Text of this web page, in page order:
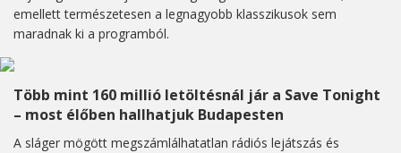
emellett természetesen a legnagyobb klasszikusok sem
maradnak ki a programból.
Több mint 160 millió letöltésnál jár a Save Tonight
– most élőben hallhatjuk Budapesten
A sláger mögött megszámlálhatatlan rádiós lejátszás és